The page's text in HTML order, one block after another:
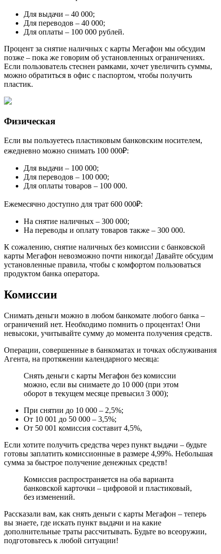
Для выдачи – 40 000;
Для переводов – 40 000;
Для оплаты – 100 000 рублей.
Процент за снятие наличных с карты Мегафон мы обсудим
позже – пока же говорим об установленных ограничениях.
Если пользователь стеснен рамками, хочет увеличить суммы,
можно обратиться в офис с паспортом, чтобы получить
пластик.
Физическая
Если вы пользуетесь пластиковым банковским носителем,
ежедневно можно снимать 100 000₽:
Для выдачи – 100 000;
Для переводов – 100 000;
Для оплаты товаров – 100 000.
Ежемесячно доступно для трат 600 000₽:
На снятие наличных – 300 000;
На переводы и оплату товаров также – 300 000.
К сожалению, снятие наличных без комиссии с банковской
карты Мегафон невозможно почти никогда! Давайте обсудим
установленные правила, чтобы с комфортом пользоваться
продуктом банка оператора.
Комиссии
Снимать деньги можно в любом банкомате любого банка –
ограничений нет. Необходимо помнить о процентах! Они
невысоки, учитывайте сумму до момента получения средств.
Операции, совершенные в банкоматах и точках обслуживания
Агента, на протяжении календарного месяца:
Снять деньги с карты Мегафон без комиссии
можно, если вы снимаете до 10 000 (при этом
оборот в текущем месяце превысил 3 000);
При снятии до 10 000 – 2,5%;
От 10 001 до 50 000 – 3,5%;
От 50 001 комиссия составит 4,5%,
Если хотите получить средства через пункт выдачи – будьте
готовы заплатить комиссионные в размере 4,99%. Небольшая
сумма за быстрое получение денежных средств!
Комиссия распространяется на оба варианта
банковской карточки – цифровой и пластиковый,
без изменений.
Рассказали вам, как снять деньги с карты Мегафон – теперь
вы знаете, где искать пункт выдачи и на какие
дополнительные траты рассчитывать. Будьте во всеоружии,
подготовьтесь к любой ситуации!